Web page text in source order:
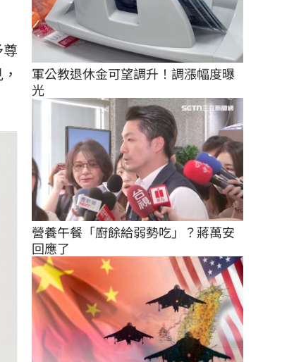
軍公教退休金可望調升！調漲幅度曝
光
營養午餐「廚餘給弱勢吃」？蔣萬安
回應了